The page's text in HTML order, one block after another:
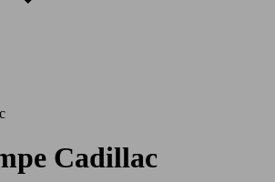
Cadillac